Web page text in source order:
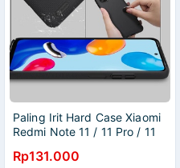
Paling Irit Hard Case Xiaomi
Redmi Note 11 / 11 Pro / 11
Casing
Rp131.000